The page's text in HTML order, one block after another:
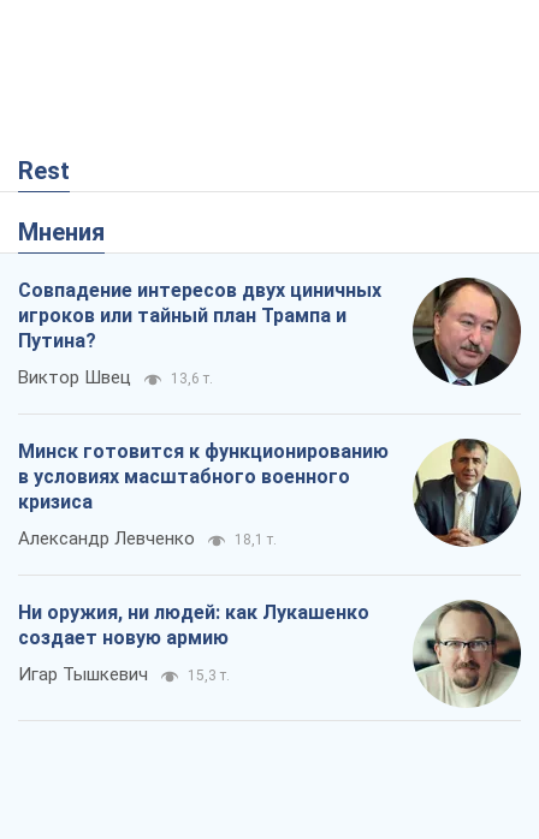
Rest
Мнения
Совпадение интересов двух циничных
игроков или тайный план Трампа и
Путина?
Виктор Швец 13,6 т.
Минск готовится к функционированию
в условиях масштабного военного
кризиса
Александр Левченко 18,1 т.
Ни оружия, ни людей: как Лукашенко
создает новую армию
Игар Тышкевич 15,3 т.